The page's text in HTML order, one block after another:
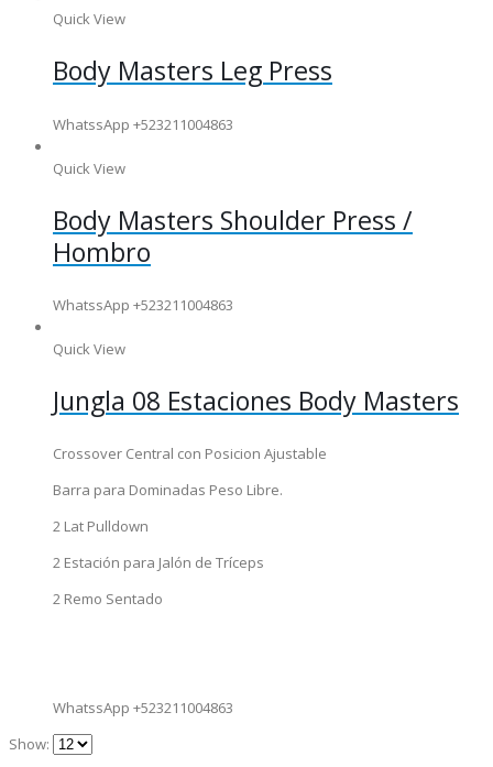
Quick View
Body Masters Leg Press
WhatssApp +523211004863
Quick View
Body Masters Shoulder Press /
Hombro
WhatssApp +523211004863
Quick View
Jungla 08 Estaciones Body Masters
Crossover Central con Posicion Ajustable
Barra para Dominadas Peso Libre.
2 Lat Pulldown
2 Estación para Jalón de Tríceps
2 Remo Sentado
WhatssApp +523211004863
Show: